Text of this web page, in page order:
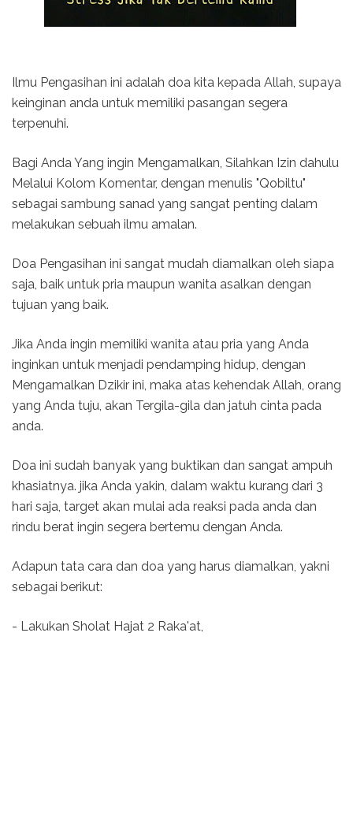
Ilmu Pengasihan ini adalah doa kita kepada Allah, supaya
keinginan anda untuk memiliki pasangan segera
terpenuhi.
Bagi Anda Yang ingin Mengamalkan, Silahkan Izin dahulu
Melalui Kolom Komentar, dengan menulis "Qobiltu"
sebagai sambung sanad yang sangat penting dalam
melakukan sebuah ilmu amalan.
Doa Pengasihan ini sangat mudah diamalkan oleh siapa
saja, baik untuk pria maupun wanita asalkan dengan
tujuan yang baik.
Jika Anda ingin memiliki wanita atau pria yang Anda
inginkan untuk menjadi pendamping hidup, dengan
Mengamalkan Dzikir ini, maka atas kehendak Allah, orang
yang Anda tuju, akan Tergila-gila dan jatuh cinta pada
anda.
Doa ini sudah banyak yang buktikan dan sangat ampuh
khasiatnya. jika Anda yakin, dalam waktu kurang dari 3
hari saja, target akan mulai ada reaksi pada anda dan
rindu berat ingin segera bertemu dengan Anda.
Adapun tata cara dan doa yang harus diamalkan, yakni
sebagai berikut:
- Lakukan Sholat Hajat 2 Raka'at,